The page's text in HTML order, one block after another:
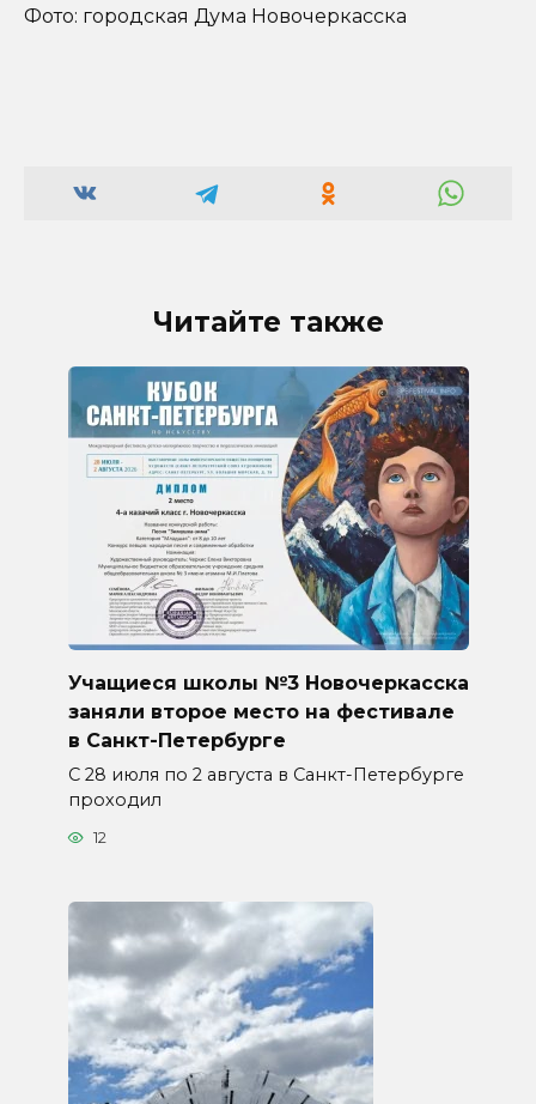
Фото: городская Дума Новочеркасска
Читайте также
Учащиеся школы №3 Новочеркасска
заняли второе место на фестивале
в Санкт-Петербурге
С 28 июля по 2 августа в Санкт-Петербурге
проходил
12